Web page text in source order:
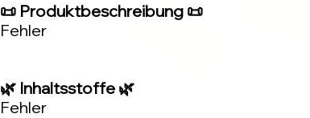
📜 Produktbeschreibung 📜
Fehler
🌿 Inhaltsstoffe 🌿
Fehler